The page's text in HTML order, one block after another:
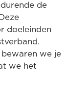
de
doeleinden
we je
we het